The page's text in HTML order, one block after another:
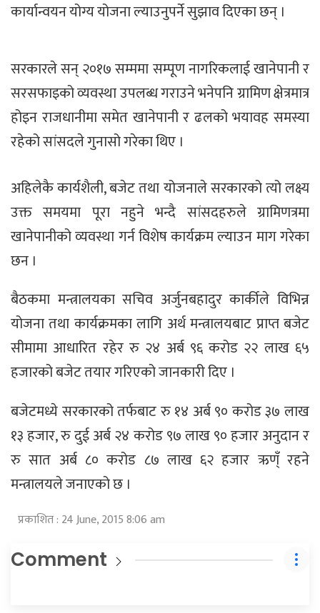
कार्यान्वयन योग्य योजना ल्याउनुपर्ने सुझाव दिएका छन् ।
सरकारले सन् २०१७ सम्ममा सम्पूण नागरिकलाई खानेपानी र
सरसफाइको व्यवस्था उपलब्ध गराउने भनेपनि ग्रामिण क्षेत्रमात्र
होइन राजधानीमा समेत खानेपानी र ढलको भयावह समस्या
रहेको सांसदले गुनासो गरेका थिए ।
अहिलेकै कार्यशैली, बजेट तथा योजनाले सरकारको त्यो लक्ष्य
उक्त समयमा पूरा नहुने भन्दै सांसदहरुले ग्रामिणत्रमा
खानेपानीको व्यवस्था गर्न विशेष कार्यक्रम ल्याउन माग गरेका
छन ।
बैठकमा मन्त्रालयका सचिव अर्जुनबहादुर कार्कीले विभिन्न
योजना तथा कार्यक्रमका लागि अर्थ मन्त्रालयबाट प्राप्त बजेट
सीमामा आधारित रहेर रु २४ अर्ब ९६ करोड २२ लाख ६५
हजारको बजेट तयार गरिएको जानकारी दिए ।
बजेटमध्ये सरकारको तर्फबाट रु १४ अर्ब ९० करोड ३७ लाख
१३ हजार, रु दुई अर्ब २४ करोड ९७ लाख ९० हजार अनुदान र
रु सात अर्ब ८० करोड ८७ लाख ६२ हजार ऋण्ँ रहने
मन्त्रालयले जनाएको छ ।
प्रकाशित : 24 June, 2015 8:06 am
Comment